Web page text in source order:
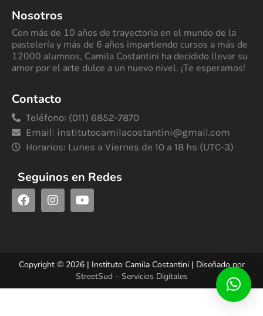
Nosotros
Con más de 10 años de trayectoria en el mundo de la
pastelería y más de 6 años impartiendo cursos a más de
12000 alumnos, Camila Costantini ha decidido llevar su
amor por el arte dulce a un nuevo nivel. ¡Te esperamos!
Contacto
Teléfono: (011) 6852-7870
Email: institutocamilacostantini@gmail.com
Horarios: Lunes a Viernes de 10 a 18 hs (UTC-3)
Seguinos en Redes
Copyright © 2026 | Instituto Camila Costantini | Diseñado por
StreetSud – Servicios Digitales